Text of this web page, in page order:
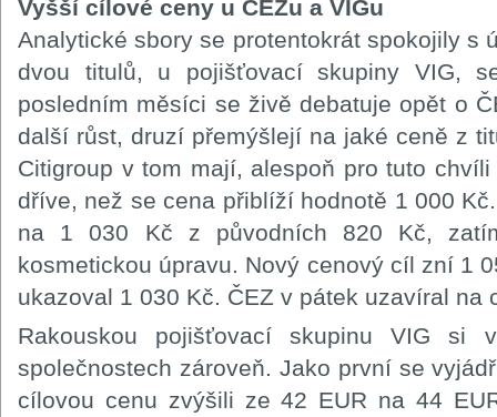
Vyšší cílové ceny u ČEZu a VIGu
Analytické sbory se protentokrát spokojily s
dvou titulů, u pojišťovací skupiny VIG,
posledním měsíci se živě debatuje opět o
další růst, druzí přemýšlejí na jaké ceně z
Citigroup v tom mají, alespoň pro tuto
dříve, než se cena přiblíží hodnotě 1 000
na 1 030 Kč z původních 820 Kč,
kosmetickou úpravu. Nový cenový cíl zní 1
ukazoval 1 030 Kč. ČEZ v pátek uzavíral na
Rakouskou pojišťovací skupinu VIG si
společnostech zároveň. Jako první se
cílovou cenu zvýšili ze 42 EUR na 44